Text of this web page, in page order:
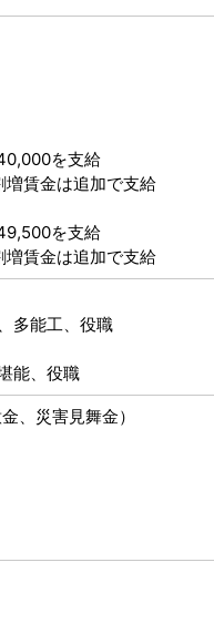
を支給
賃金は追加で支給
を支給
賃金は追加で支給
多能工、役職
能、役職
、災害見舞金）